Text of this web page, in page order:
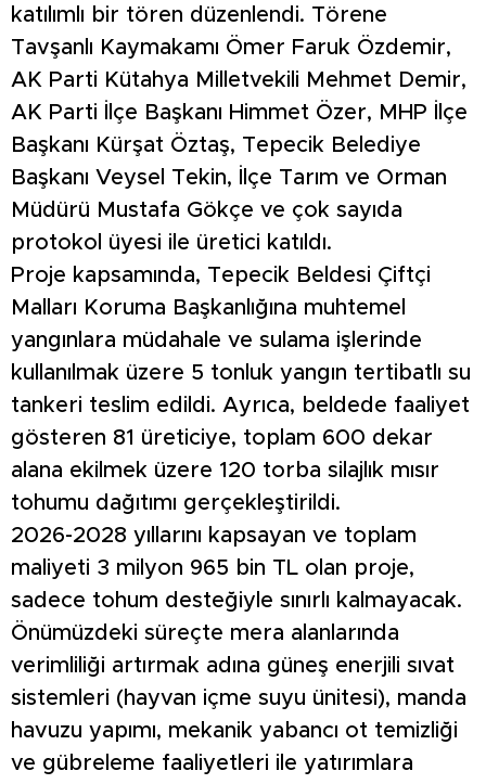
katılımlı bir tören düzenlendi. Törene
Tavşanlı Kaymakamı Ömer Faruk Özdemir,
AK Parti Kütahya Milletvekili Mehmet Demir,
AK Parti İlçe Başkanı Himmet Özer, MHP İlçe
Başkanı Kürşat Öztaş, Tepecik Belediye
Başkanı Veysel Tekin, İlçe Tarım ve Orman
Müdürü Mustafa Gökçe ve çok sayıda
protokol üyesi ile üretici katıldı.
Proje kapsamında, Tepecik Beldesi Çiftçi
Malları Koruma Başkanlığına muhtemel
yangınlara müdahale ve sulama işlerinde
kullanılmak üzere 5 tonluk yangın tertibatlı su
tankeri teslim edildi. Ayrıca, beldede faaliyet
gösteren 81 üreticiye, toplam 600 dekar
alana ekilmek üzere 120 torba silajlık mısır
tohumu dağıtımı gerçekleştirildi.
2026-2028 yıllarını kapsayan ve toplam
maliyeti 3 milyon 965 bin TL olan proje,
sadece tohum desteğiyle sınırlı kalmayacak.
Önümüzdeki süreçte mera alanlarında
verimliliği artırmak adına güneş enerjili sıvat
sistemleri (hayvan içme suyu ünitesi), manda
havuzu yapımı, mekanik yabancı ot temizliği
ve gübreleme faaliyetleri ile yatırımlara